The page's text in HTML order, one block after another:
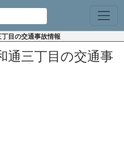
目の交通事故情報
通三丁目の交通事